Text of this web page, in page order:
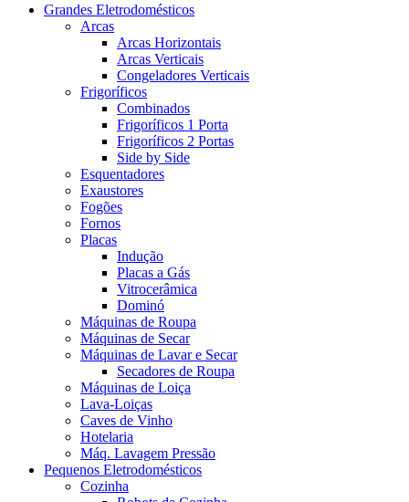
Grandes Eletrodomésticos
Arcas
Arcas Horizontais
Arcas Verticais
Congeladores Verticais
Frigoríficos
Combinados
Frigoríficos 1 Porta
Frigoríficos 2 Portas
Side by Side
Esquentadores
Exaustores
Fogões
Fornos
Placas
Indução
Placas a Gás
Vitrocerâmica
Dominó
Máquinas de Roupa
Máquinas de Secar
Máquinas de Lavar e Secar
Secadores de Roupa
Máquinas de Loiça
Lava-Loiças
Caves de Vinho
Hotelaria
Máq. Lavagem Pressão
Pequenos Eletrodomésticos
Cozinha